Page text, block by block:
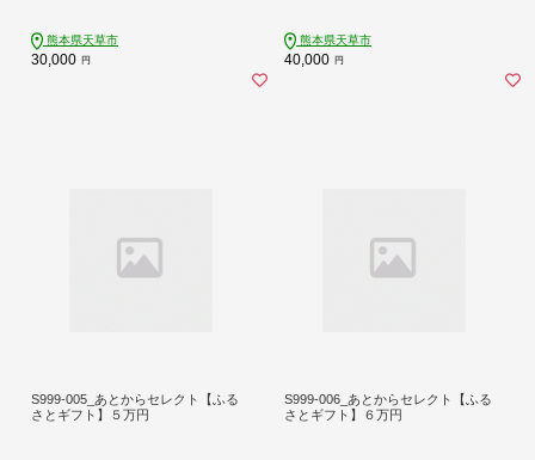
熊本県天草市
30,000 円
熊本県天草市
40,000 円
S999-005_あとからセレクト【ふる
さとギフト】５万円
S999-006_あとからセレクト【ふる
さとギフト】６万円